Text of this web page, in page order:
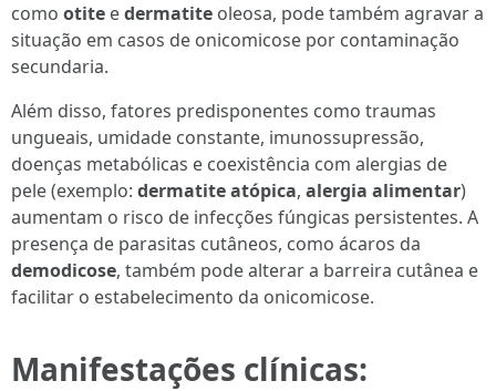
como otite edermatite oleosa, pode também agravar a
situação em casos de onicomicose por contaminação
secundaria.
Além disso, fatores predisponentes como traumas
ungueais, umidade constante, imunossupressão,
doenças metabólicas e coexistência com alergias de
pele (exemplo: dermatite atópica, alergia alimentar)
aumentam o risco de infecções fúngicas persistentes. A
presença de parasitas cutâneos, como ácaros da
demodicose, também pode alterar a barreira cutânea e
facilitar o estabelecimento da onicomicose.
Manifestações clínicas: